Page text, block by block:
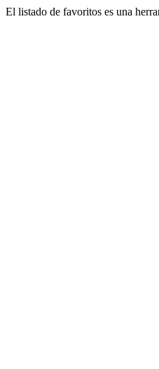
El listado de favoritos es una